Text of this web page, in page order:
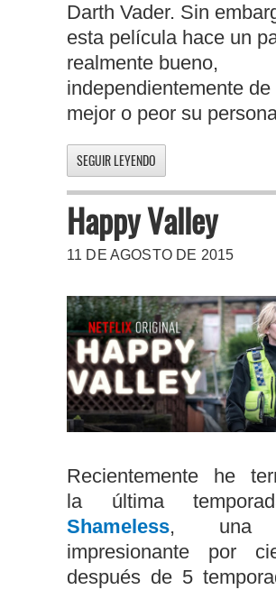
Darth Vader. Sin
esta película hace un
realmente bueno,
independientemente
mejor o peor su
SEGUIR LEYENDO
Happy Valley
11 DE AGOSTO DE 2015
Recientemente he
la última
Shameless, una
impresionante por
después de 5